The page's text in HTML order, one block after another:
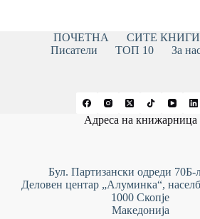
ПОЧЕТНА СИТЕ КНИГИ
Писатели
ТОП 10 За
Адреса на книжарница
Бул. Партизански одреди 70Б-
Деловен центар „Алуминка“,
1000 Скопје
Македонија